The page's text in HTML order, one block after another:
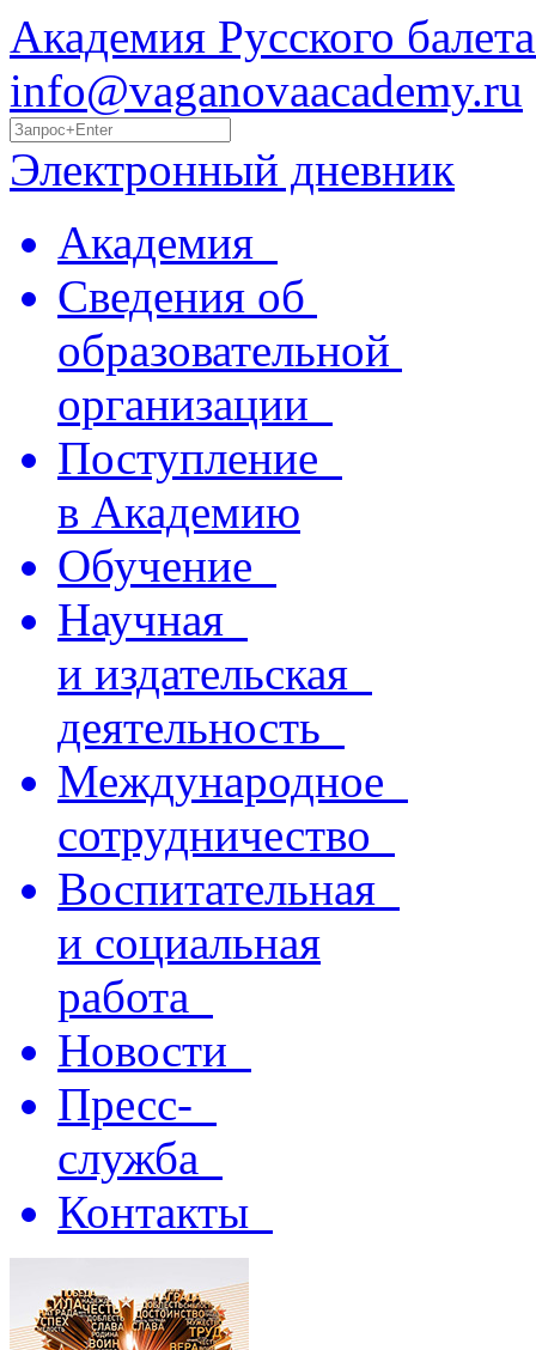
Академия Русского
info@vaganovaacademy.ru
Электронный дневник
Академия
Сведения об
образовательной
организации
Поступление
в Академию
Обучение
Научная
и издательская
деятельность
Международное
сотрудничество
Воспитательная
и социальная
работа
Новости
Пресс-
служба
Контакты